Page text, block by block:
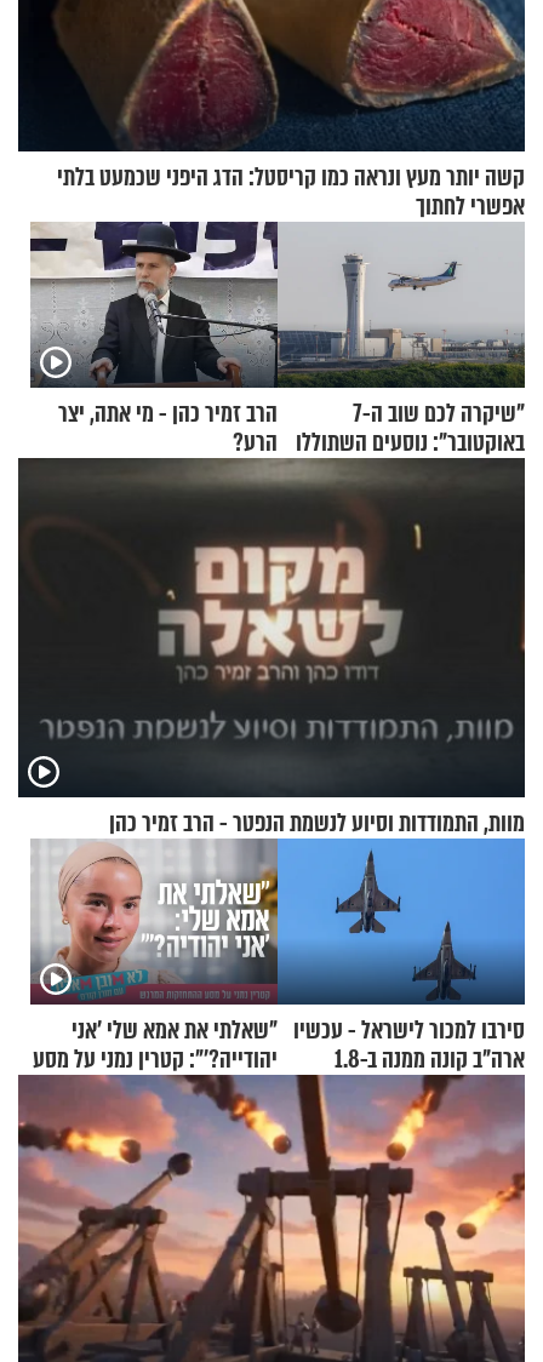
קשה יותר מעץ ונראה כמו קריסטל: הדג היפני שכמעט בלתי
אפשרי לחתוך
"שיקרה לכם שוב ה-7
באוקטובר": נוסעים השתוללו
הרב זמיר כהן - מי אתה, יצר
הרע?
מוות, התמודדות וסיוע לנשמת הנפטר - הרב זמיר כהן
סירבו למכור לישראל - עכשיו
ארה"ב קונה ממנה ב-1.8
מיליארד דולר
"שאלתי את אמא שלי 'אני
יהודייה?'": קטרין נמני על מסע
ההתחזקות המרגש